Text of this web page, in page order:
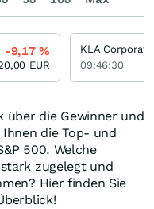
über die Gewinner und
die Top- und
500. Welche
zugelegt und
Hier finden Sie
-9,17%
EUR
KLA
09:46:30